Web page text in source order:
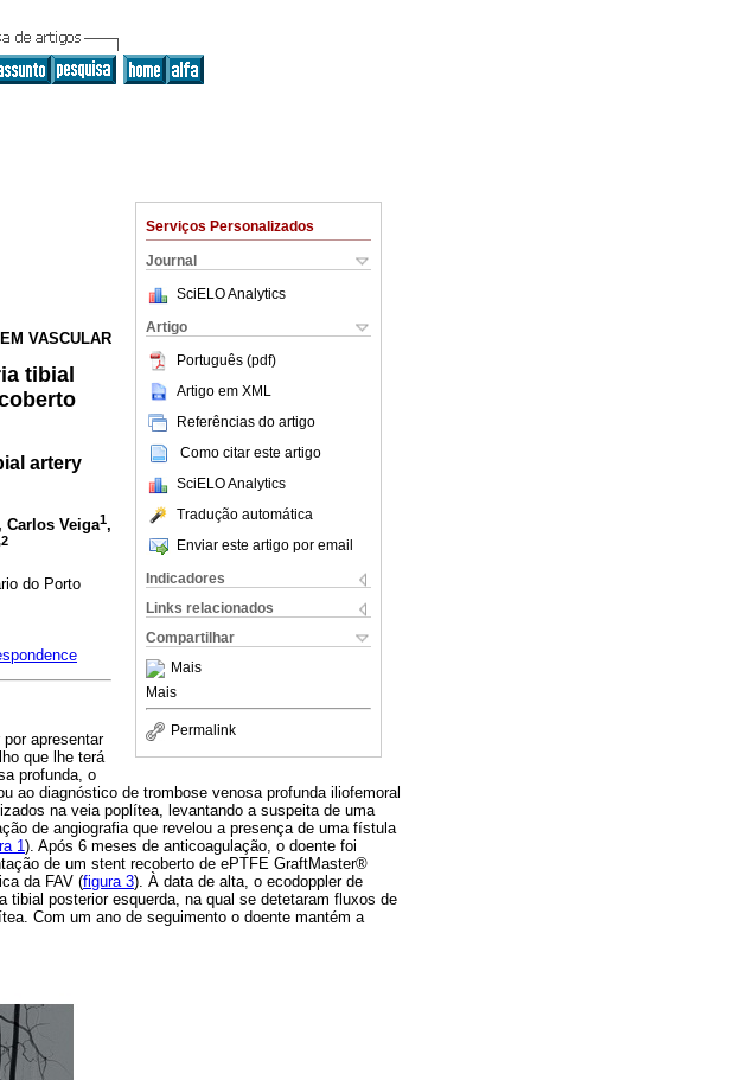
Serviços Personalizados
Journal
SciELO Analytics
Artigo
Português (pdf)
Artigo em XML
Referências do artigo
Como citar este artigo
SciELO Analytics
Tradução automática
Enviar este artigo por email
Indicadores
Links relacionados
Compartilhar
Mais
Mais
Permalink
VASCULAR
tibial
artery
Carlos Veiga1,
do Porto
apresentar
que lhe terá
profunda, o
ao diagnóstico de trombose venosa profunda iliofemoral
na veia poplítea, levantando a suspeita de uma
de angiografia que revelou a presença de uma fístula
1). Após 6 meses de anticoagulação, o doente foi
de um stent recoberto de ePTFE GraftMaster®
da FAV (figura 3). À data de alta, o ecodoppler de
tibial posterior esquerda, na qual se detetaram fluxos de
Com um ano de seguimento o doente mantém a